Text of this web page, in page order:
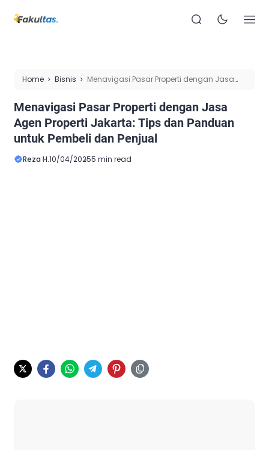
Home Bisnis
Menavigasi Pasar Properti dengan Jasa
Penjual
Menavigasi Pasar Properti dengan Jasa
Agen Properti Jakarta: Tips dan Panduan
untuk Pembeli dan Penjual
Reza H.10/04/20255 min read